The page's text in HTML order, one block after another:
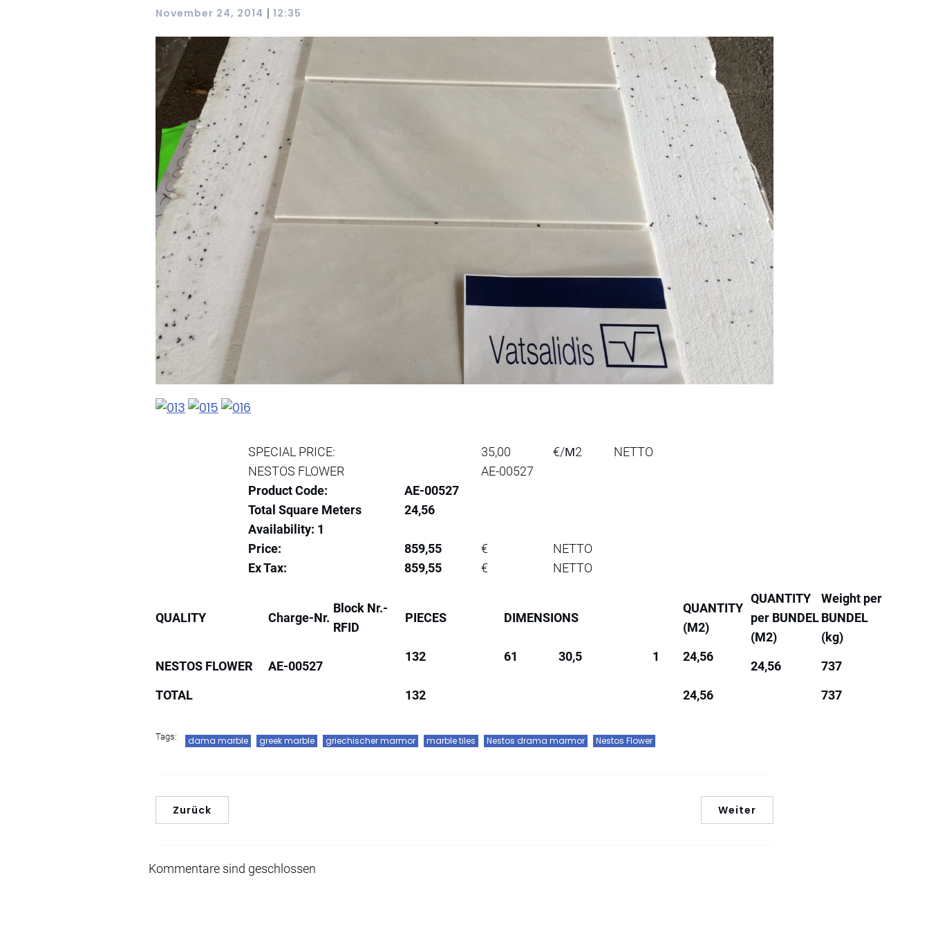
November 24, 2014 | 12:35
SPECIAL PRICE: 35,00 €/Μ2
NETTO
NESTOS FLOWER
AE-00527
Product Code:
AE-00527
Total Square Meters
24,56
Availability: 1
Price:
859,55 €
NETTO
Ex Tax:
859,55 € NETTO
QUALITY Charge-Nr.
Block Nr.-
RFID
PIECES DIMENSIONS
QUANTITY
(M2)
QUANTITY
per BUNDEL
(M2)
Weight per
BUNDEL
(kg)
NESTOS FLOWER
AE-00527
132 61 30,5 1 24,56
24,56
737
TOTAL
132 24,56 737
Tags: dama marble greek marble griechischer marmor marble tiles Nestos drama marmor Nestos Flower
Zurück Weiter
Kommentare sind geschlossen